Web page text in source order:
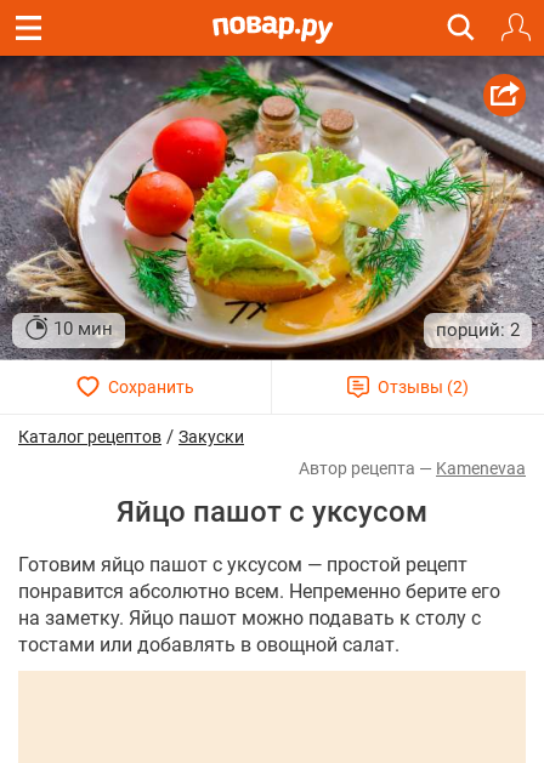
10 мин 2
Каталог рецептов / Закуски
Kamenevaa
Яйцо пашот с уксусом
Готовим яйцо пашот с уксусом — простой рецепт
понравится абсолютно всем. Непременно берите его
на заметку. Яйцо пашот можно подавать к столу с
тостами или добавлять в овощной салат.